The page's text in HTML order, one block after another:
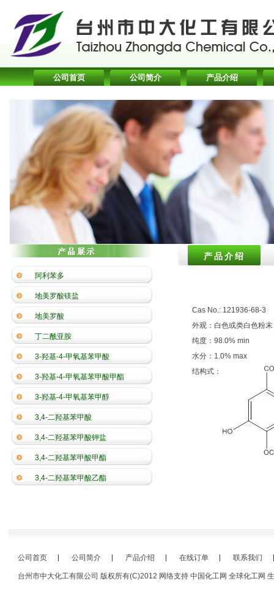
公司首页 公司简介 产品介绍
阿利苯多
地美罗酸镁盐
地美罗酸
丁二酰亚胺
3-羟基-4-甲氧基苯甲酸
3-羟基-4-甲氧基苯甲酸甲酯
3-羟基-4-甲氧基苯甲醇
3,4-二羟基苯甲酸
3,4-二羟基苯甲酸钾盐
3,4-二羟基苯甲酸甲酯
3,4-二羟基苯甲酸乙酯
产品介绍
Cas No.: 121936-68-3
外观：白色或类白色粉末
纯度：98.0% min
水分：1.0% max
结构式：
公司首页 公司简介 产品介绍 在线订单 联系我们
台州市中大化工有限公司 版权所有(C)2012 网络支持 中国化工网 全球化工网